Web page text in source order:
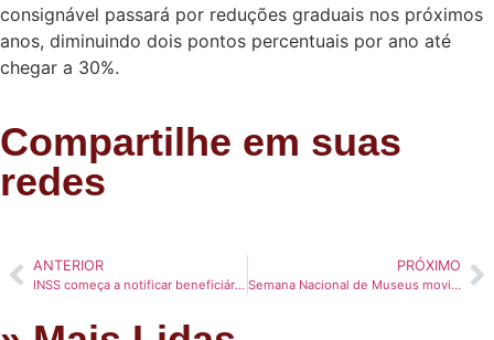
consignável passará por reduções graduais nos próximos
anos, diminuindo dois pontos percentuais por ano até
chegar a 30%.
Compartilhe em suas
redes
ANTERIOR
INSS começa a notificar beneficiários sobre prova de vida pelo WhatsApp
PRÓXIMO
Semana Nacional de Museus movimenta espaços culturais do Acre com programação gratuita em Rio Branco